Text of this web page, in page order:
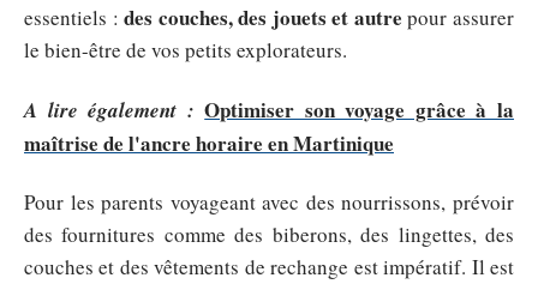
essentiels :des couches, des jouets et autre pour assurer
le bien-être de vos petits explorateurs.
A lire également : Optimiser son voyage grâce à la
maîtrise de l'ancre horaire en Martinique
Pour les parents voyageant avec des nourrissons, prévoir
des fournitures comme des biberons, des lingettes, des
couches et des vêtements de rechange est impératif. Il est